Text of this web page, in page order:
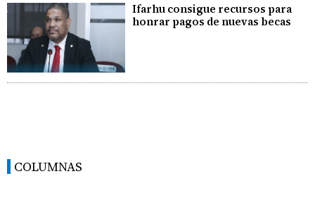
Ifarhu consigue recursos para
honrar pagos de nuevas becas
COLUMNAS